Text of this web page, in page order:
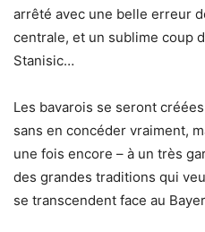
arrêté avec une belle erreur
centrale, et un sublime coup
Stanisic…
Les bavarois se seront
sans en concéder vraiment,
une fois encore – à un très
des grandes traditions qui
se transcendent face au